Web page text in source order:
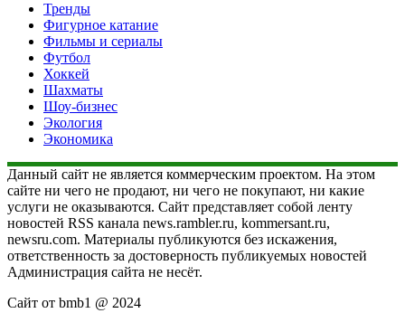
Тренды
Фигурное катание
Фильмы и сериалы
Футбол
Хоккей
Шахматы
Шоу-бизнес
Экология
Экономика
Данный сайт не является коммерческим проектом. На этом
сайте ни чего не продают, ни чего не покупают, ни какие
услуги не оказываются. Сайт представляет собой ленту
новостей RSS канала news.rambler.ru, kommersant.ru,
newsru.com. Материалы публикуются без искажения,
ответственность за достоверность публикуемых новостей
Администрация сайта не несёт.
Сайт от bmb1 @ 2024